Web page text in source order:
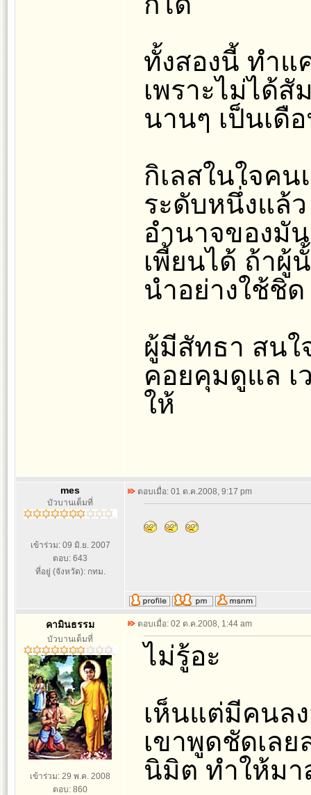
ทั้งสองนี้ ทำ
เพราะไม่ได้
นานๆ เป็นเดื
กิเลสในใจค
ระดับหนึ่งแล้
อำนาจของมั
เพี้ยนได้ ถ้า
นำอย่างใช้ชิด
ผู้มีสัทธา สนใ
คอยคุมดูแล เ
ให้
mes
บัวบานเต็มที่
เข้าร่วม: 09 มิ.ย. 2007
ตอบ: 643
ที่อยู่ (จังหวัด): กทม.
ตอบเมื่อ: 01 ต.ค.2008, 9:17 pm
คามินธรรม
บัวบานเต็มที่
เข้าร่วม: 29 พ.ค. 2008
ตอบ: 860
ตอบเมื่อ: 02 ต.ค.2008, 1:44 am
ไม่รู้อะ
เห็นแต่มีคนล
เขาพูดชัดเลย
นิมิต ทำให้มา